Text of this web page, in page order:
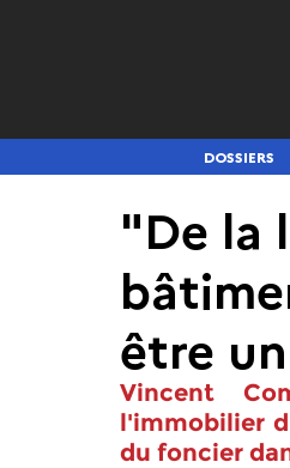
DOSSIERS
"De la
être
Vincent
l'immobilier
du foncier